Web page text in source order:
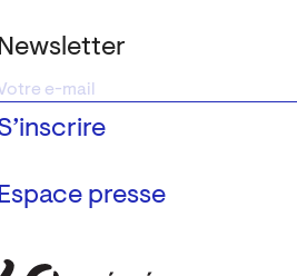
Newsletter
Espace presse